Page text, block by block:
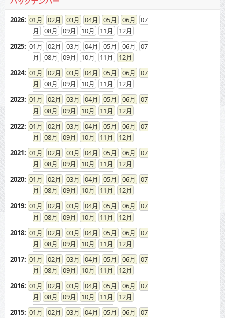
2026: 01 02 03 04 05 06
07
08
09 10 11
12
2025: 01 02 03 04 05 06
07
08
09 10 11
12
2024: 01 02 03 04 05 06
07
08
09 10 11
12
2023: 01 02 03 04 05 06
07
08
09 10 11
12
2022: 01 02 03 04 05 06
07
08
09 10 11
12
2021: 01 02 03 04 05 06
07
08
09 10 11
12
2020: 01 02 03 04 05 06
07
08
09 10 11
12
2019: 01 02 03 04 05 06
07
08
09 10 11
12
2018: 01 02 03 04 05 06
07
08
09 10 11
12
2017: 01 02 03 04 05 06
07
08
09 10 11
12
2016: 01 02 03 04 05 06
07
08
09 10 11
12
2015: 01 02 03 04 05 06
07